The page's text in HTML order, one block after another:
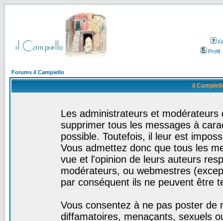
Profil
Forums il Campiello
il
Les administrateurs et
supprimer tous les messages à
possible. Toutefois, il leur est
Vous admettez donc que tous les
vue et l'opinion de leurs auteurs
modérateurs, ou webmestres
par conséquent ils ne peuvent être
Vous consentez à ne pas poster de
diffamatoires, menaçants, sexuels